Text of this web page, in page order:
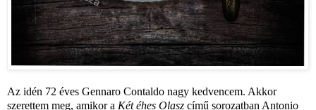
Az idén 72 éves Gennaro Contaldo nagy kedvencem. Akkor
szerettem meg, amikor a Két éhes Olasz című sorozatban Antonio